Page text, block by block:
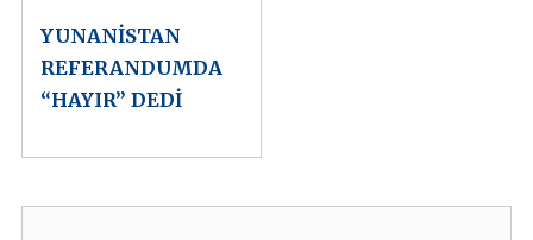
YUNANİSTAN
REFERANDUMDA
“HAYIR” DEDİ